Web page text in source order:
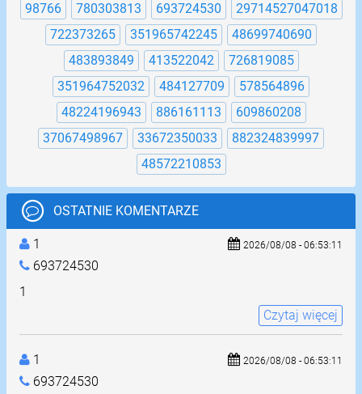
98766 780303813 693724530
29714527047018
722373265
351965742245
48699740690
483893849
413522042
726819085
351964752032
484127709
578564896
48224196943
886161113
609860208
37067498967
33672350033
882324839997
48572210853
OSTATNIE KOMENTARZE
1
693724530
2026/08/08 - 06:53:11
1
Czytaj więcej
1
693724530
2026/08/08 - 06:53:11